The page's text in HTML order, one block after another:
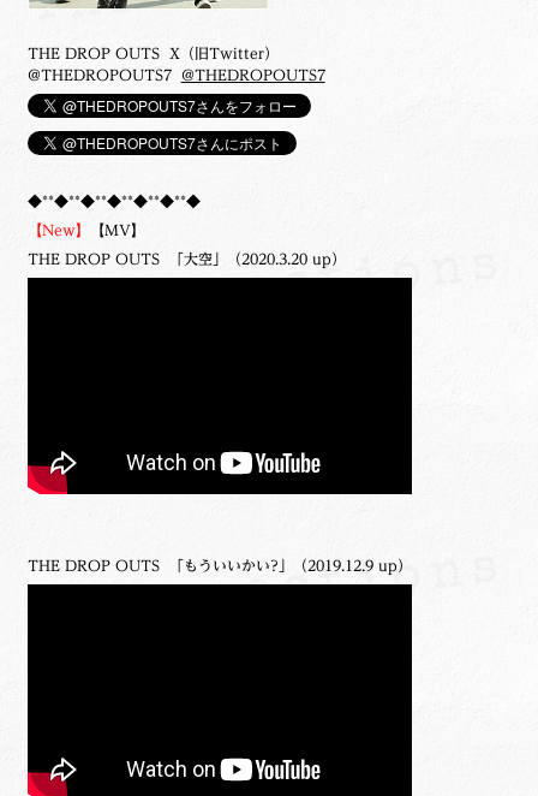
THE DROP OUTS X（旧Twitter）
@THEDROPOUTS7 @THEDROPOUTS7
◆**◆**◆**◆**◆**◆**◆
【New】 【MV】
THE DROP OUTS 「大空」（2020.3.20 up）
THE DROP OUTS 「もういいかい?」（2019.12.9 up）